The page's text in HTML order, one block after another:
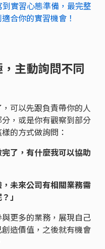
到實習心態準備，最完整
合你的實習機會！
主動詢問不同
可以先跟負責帶你的人
，或是你有觀察到部分
的方式做詢問：
了，有什麼我可以協助
，未來公司有相關業務需
」
更多的業務，展現自己
造價值，之後就有機會